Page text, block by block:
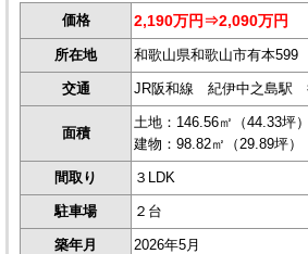
価格 2,190万円⇒2,090万円
所在地 和歌山県和歌山市有本599
交通 JR阪和線 紀伊中之島駅
面積
土地：146.56㎡（44.33坪）
建物：98.82㎡（29.89坪）
間取り ３LDK
駐車場 ２台
築年月 2026年5月